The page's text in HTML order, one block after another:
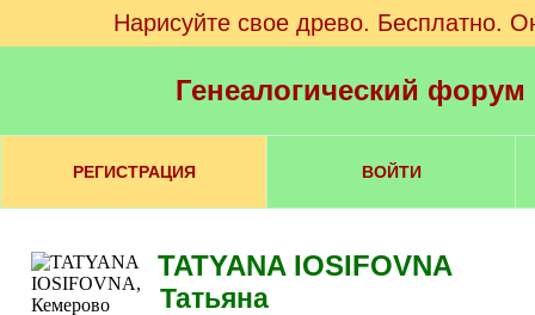
Нарисуйте свое древо. Бесплатно.
Генеалогический
РЕГИСТРАЦИЯ ВОЙТИ
TATYANA IOSIFOVNA
Татьяна